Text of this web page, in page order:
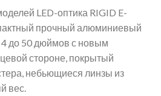
LED-оптика RIGID E-
прочный алюминиевый
4 до 50 дюймов с новым
стороне, покрытый
небьющиеся линзы из
вес.